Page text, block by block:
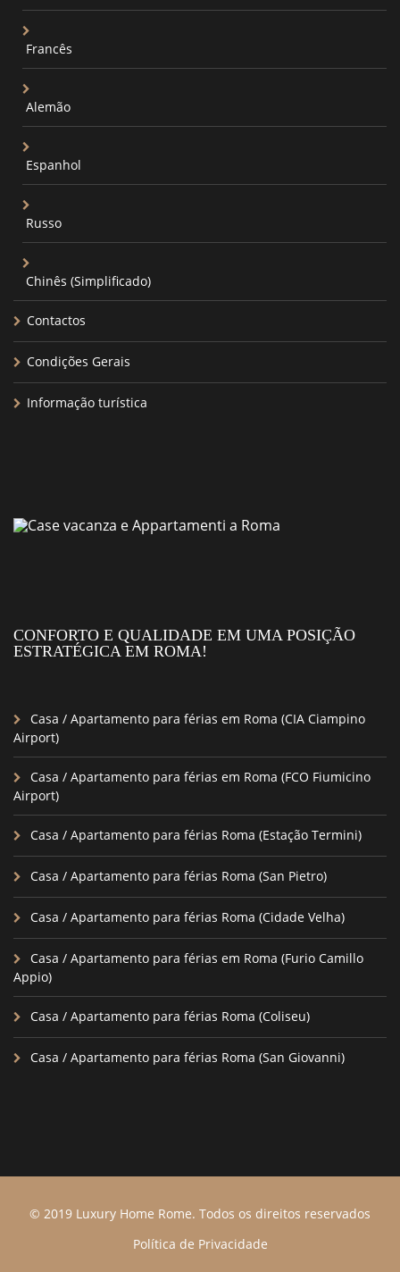
Francês
Alemão
Espanhol
Russo
Chinês (Simplificado)
Contactos
Condições Gerais
Informação turística
CONFORTO E QUALIDADE EM UMA POSIÇÃO
ESTRATÉGICA EM ROMA!
Casa / Apartamento para férias em Roma (CIA Ciampino
Airport)
Casa / Apartamento para férias em Roma (FCO Fiumicino
Airport)
Casa / Apartamento para férias Roma (Estação Termini)
Casa / Apartamento para férias Roma (San Pietro)
Casa / Apartamento para férias Roma (Cidade Velha)
Casa / Apartamento para férias em Roma (Furio Camillo
Appio)
Casa / Apartamento para férias Roma (Coliseu)
Casa / Apartamento para férias Roma (San Giovanni)
© 2019 Luxury Home Rome. Todos os direitos reservados
Política de Privacidade